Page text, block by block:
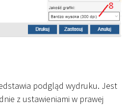
podgląd wydruku. Jest
z ustawieniami w prawej